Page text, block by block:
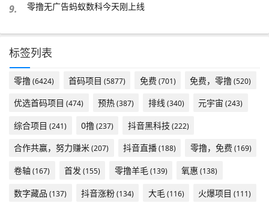
9. 零撸无广告蚂蚁数科今天刚上线
标签列表
零撸(6424) 首码项目 (5877) 免费 (701) 免费，零撸(520)
优选首码项目 (474) 预热(387) 排线(340) 元宇宙 (243)
综合项目 (241) 0撸(237) 抖音黑科技 (222)
合作共赢，努力赚米(207) 抖音直播(188) 零撸，免费 (169)
卷轴 (167) 首发 (155) 零撸羊毛(139) 氧惠 (138)
数字藏品 (137) 抖音涨粉(134) 大毛(116) 火爆项目 (111)